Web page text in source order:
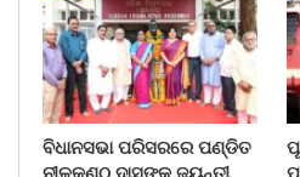
ବିଧାନସଭା ପରିସରରେ ପଣ୍ଡିତ